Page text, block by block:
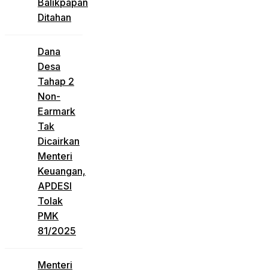
Balikpapan
Ditahan
Dana
Desa
Tahap 2
Non-
Earmark
Tak
Dicairkan
Menteri
Keuangan,
APDESI
Tolak
PMK
81/2025
Menteri